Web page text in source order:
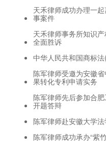
天禾律师成功办理一
事案件
天禾律师事务所知识
全面胜诉
中华人民共和国商标
陈军律师受邀为安徽
果转化专利申请实务
陈军律师先后参加合
开题答辩
陈军律师赴安徽大学
陈军律师成功承办“紫